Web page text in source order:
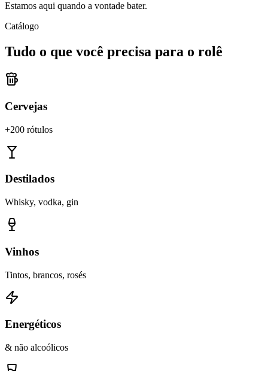
Estamos aqui quando a vontade bater.
Catálogo
Tudo o que você precisa para o rolê
Cervejas
+200 rótulos
Destilados
Whisky, vodka, gin
Vinhos
Tintos, brancos, rosés
Energéticos
& não alcoólicos